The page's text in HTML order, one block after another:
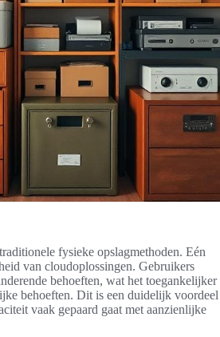
fysieke opslagmethoden. Eén
van cloudoplossingen. Gebruikers
behoeften, wat het toegankelijker
behoeften. Dit is een duidelijk voordeel
vaak gepaard gaat met aanzienlijke